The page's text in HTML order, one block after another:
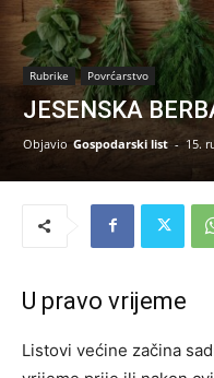
Rubrike Povrćarstvo
JESENSKA
Objavio Gospodarski list - 15.
U pravo vrijeme
Listovi većine začina